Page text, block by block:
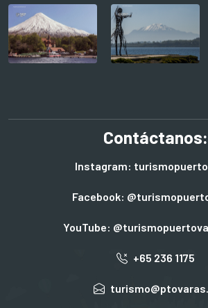
Contáctanos:
Instagram:
Facebook:
YouTube:
+65 236 1175